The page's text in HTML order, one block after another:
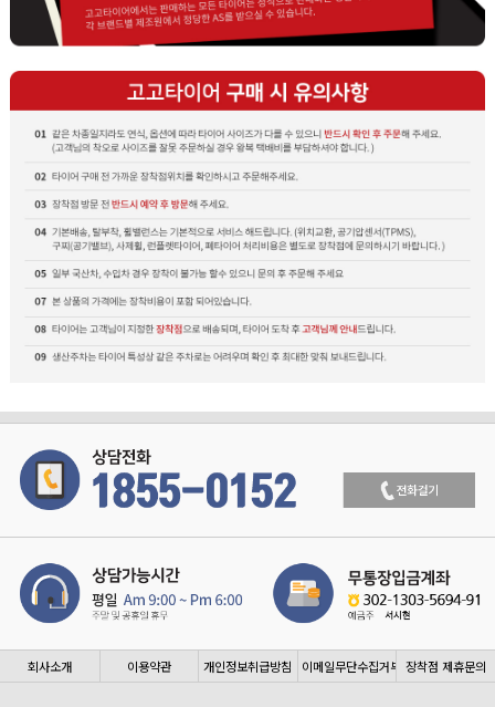
회사소개 이용약관 개인정보취급방침 이메일무단수집거부 장착점 제휴문의